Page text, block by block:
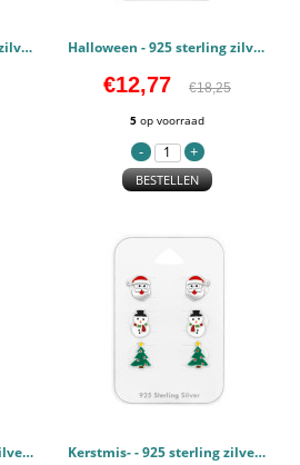
Halloween - 925 sterling zilver Kinderen Sets PCJW49132 Halloween - 925 sterling zilver Kinderen Sets PCJW49131
€12,77 €18,25
5 op voorraad
BESTELLEN
Kerstmis- - 925 sterling zilver Kinderen Sets PCJW49129 Kerstmis- - 925 sterling zilver Kinderen Sets PCJW49128